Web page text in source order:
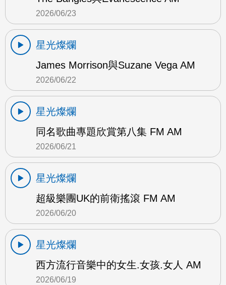
2026/06/23
星光燦爛
James Morrison與Suzane Vega AM
2026/06/22
星光燦爛
同名歌曲專題欣賞第八集 FM AM
2026/06/21
星光燦爛
超級樂團UK的前衛搖滾 FM AM
2026/06/20
星光燦爛
西方流行音樂中的女生.女孩.女人 AM
2026/06/19